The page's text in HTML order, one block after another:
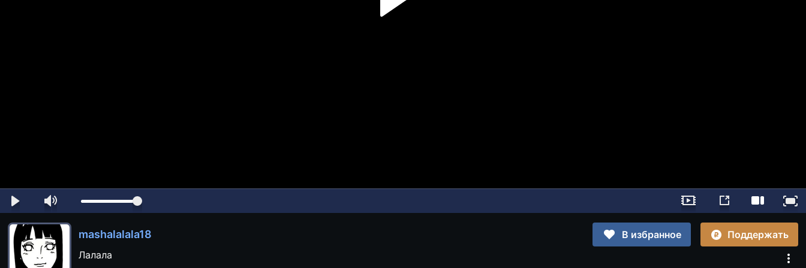
mashalalala18 В избранное
Поддержать
Лалала